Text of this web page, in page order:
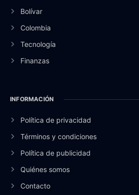
Bolívar
Colombia
Tecnología
Finanzas
INFORMACIÓN
Política de privacidad
Términos y condiciones
Política de publicidad
Quiénes somos
Contacto